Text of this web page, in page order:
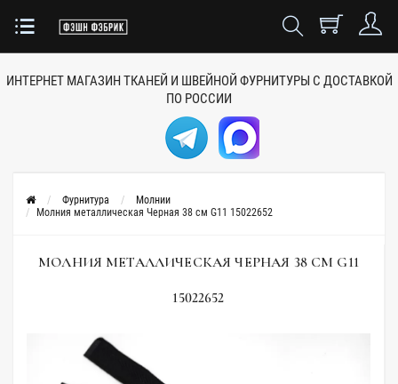
ИНТЕРНЕТ МАГАЗИН ТКАНЕЙ И ШВЕЙНОЙ ФУРНИТУРЫ С ДОСТАВКОЙ
ПО РОССИИ
Фурнитура
Молнии
Молния металлическая Черная 38 см G11 15022652
МОЛНИЯ МЕТАЛЛИЧЕСКАЯ ЧЕРНАЯ 38 СМ G11
15022652